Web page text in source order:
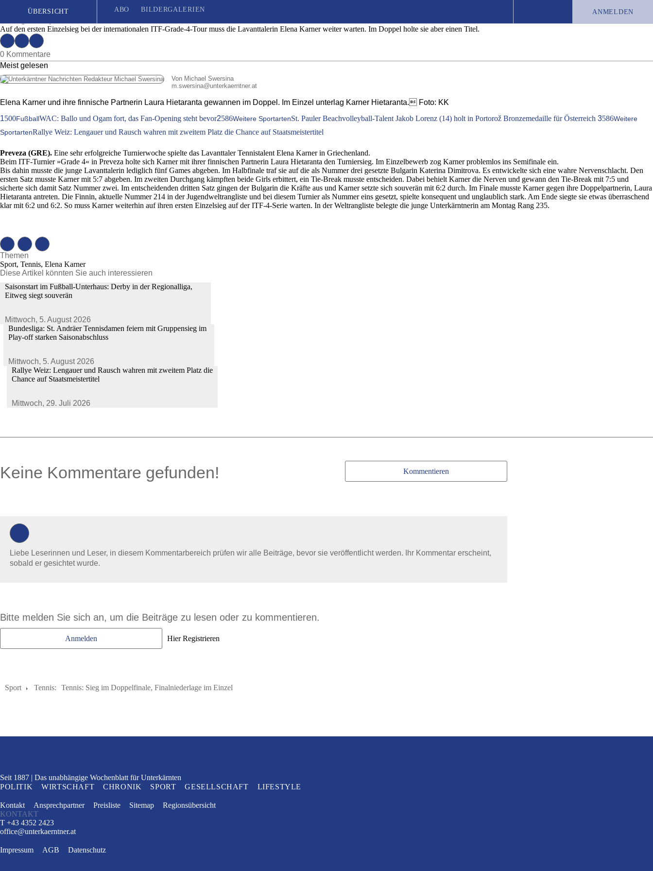
ÜBERSICHT ABO BILDERGALERIEN ANMELDEN
Seit 1887| Das unabhängige Wochenblatt für Unterkärnten
Karner gewinnt im Doppel
Ausgabe | Mittwoch, 3. Juli 2019
Auf den ersten Einzelsieg bei der internationalen ITF-Grade-4-Tour muss die Lavanttalerin Elena Karner weiter warten. Im Doppel holte sie aber einen Titel.
0 Kommentare
Meist gelesen
Von Michael Swersina
m.swersina@unterkaerntner.at
Elena Karner und ihre finnische Partnerin Laura Hietaranta gewannen im Doppel. Im Einzel unterlag Karner Hietaranta. Foto: KK
1500FußballWAC: Ballo und Ogam fort, das Fan-Opening steht bevor2586Weitere SportartenSt. Pauler Beachvolleyball-Talent Jakob Lorenz (14) holt in Portorož Bronzemedaille für Österreich 3586Weitere
SportartenRallye Weiz: Lengauer und Rausch wahren mit zweitem Platz die Chance auf Staatsmeistertitel
Preveza (GRE). Eine sehr erfolgreiche Turnierwoche spielte das Lavanttaler Tennistalent Elena Karner in Griechenland.
Beim ITF-Turnier »Grade 4« in Preveza holte sich Karner mit ihrer finnischen Partnerin Laura Hietaranta den Turniersieg. Im Einzelbewerb zog Karner problemlos ins Semifinale ein.
Bis dahin musste die junge Lavanttalerin lediglich fünf Games abgeben. Im Halbfinale traf sie auf die als Nummer drei gesetzte Bulgarin Katerina Dimitrova. Es entwickelte sich eine wahre Nervenschlacht. Den
ersten Satz musste Karner mit 5:7 abgeben. Im zweiten Durchgang kämpften beide Girls erbittert, ein Tie-Break musste entscheiden. Dabei behielt Karner die Nerven und gewann den Tie-Break mit 7:5 und
sicherte sich damit Satz Nummer zwei. Im entscheidenden dritten Satz gingen der Bulgarin die Kräfte aus und Karner setzte sich souverän mit 6:2 durch. Im Finale musste Karner gegen ihre Doppelpartnerin, Laura
Hietaranta antreten. Die Finnin, aktuelle Nummer 214 in der Jugendweltrangliste und bei diesem Turnier als Nummer eins gesetzt, spielte konsequent und unglaublich stark. Am Ende siegte sie etwas überraschend
klar mit 6:2 und 6:2. So muss Karner weiterhin auf ihren ersten Einzelsieg auf der ITF-4-Serie warten. In der Weltrangliste belegte die junge Unterkärntnerin am Montag Rang 235.
Themen
Sport, Tennis, Elena Karner
Diese Artikel könnten Sie auch interessieren
Saisonstart im Fußball-Unterhaus: Derby in der Regionalliga,
Eitweg siegt souverän
Mittwoch, 5. August 2026
Bundesliga: St. Andräer Tennisdamen feiern mit Gruppensieg im
Play-off starken Saisonabschluss
Mittwoch, 5. August 2026
Rallye Weiz: Lengauer und Rausch wahren mit zweitem Platz die
Chance auf Staatsmeistertitel
Mittwoch, 29. Juli 2026
0 Kommentare Kommentieren
Keine Kommentare gefunden!
Liebe Leserinnen und Leser, in diesem Kommentarbereich prüfen wir alle Beiträge, bevor sie veröffentlicht werden. Ihr Kommentar erscheint,
sobald er gesichtet wurde.
Bitte melden Sie sich an, um die Beiträge zu lesen oder zu kommentieren.
Anmelden Hier Registrieren
Sport Tennis: Tennis: Sieg im Doppelfinale, Finalniederlage im Einzel
Seit 1887 Das unabhängige Wochenblatt für Unterkärnten
POLITIK
WIRTSCHAFT CHRONIK SPORT GESELLSCHAFT LIFESTYLE
Kontakt Ansprechpartner Preisliste Sitemap
Regionsübersicht
KONTAKT
T +43 4352 2423
office@unterkaerntner.at
Impressum AGB Datenschutz